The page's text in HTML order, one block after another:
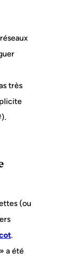
très
(ou
.
a été